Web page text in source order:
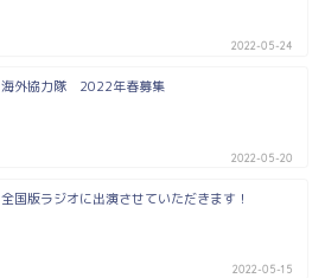
2022-05-24
海外協力隊 2022年春募集
2022-05-20
全国版ラジオに出演させていただきます！
2022-05-15